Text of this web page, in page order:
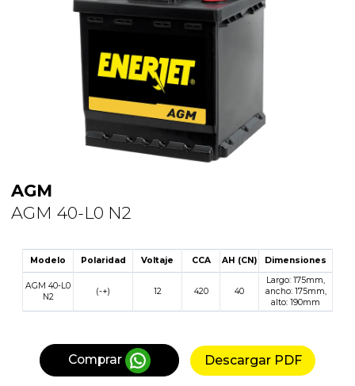
AGM
AGM 40-L0 N2
Modelo Polaridad Voltaje CCA AH (CN) Dimensiones
AGM 40-L0
N2
(-+) 12 420 40
Largo: 175mm,
ancho: 175mm,
alto: 190mm
Comprar Descargar PDF